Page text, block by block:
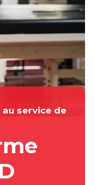
service de